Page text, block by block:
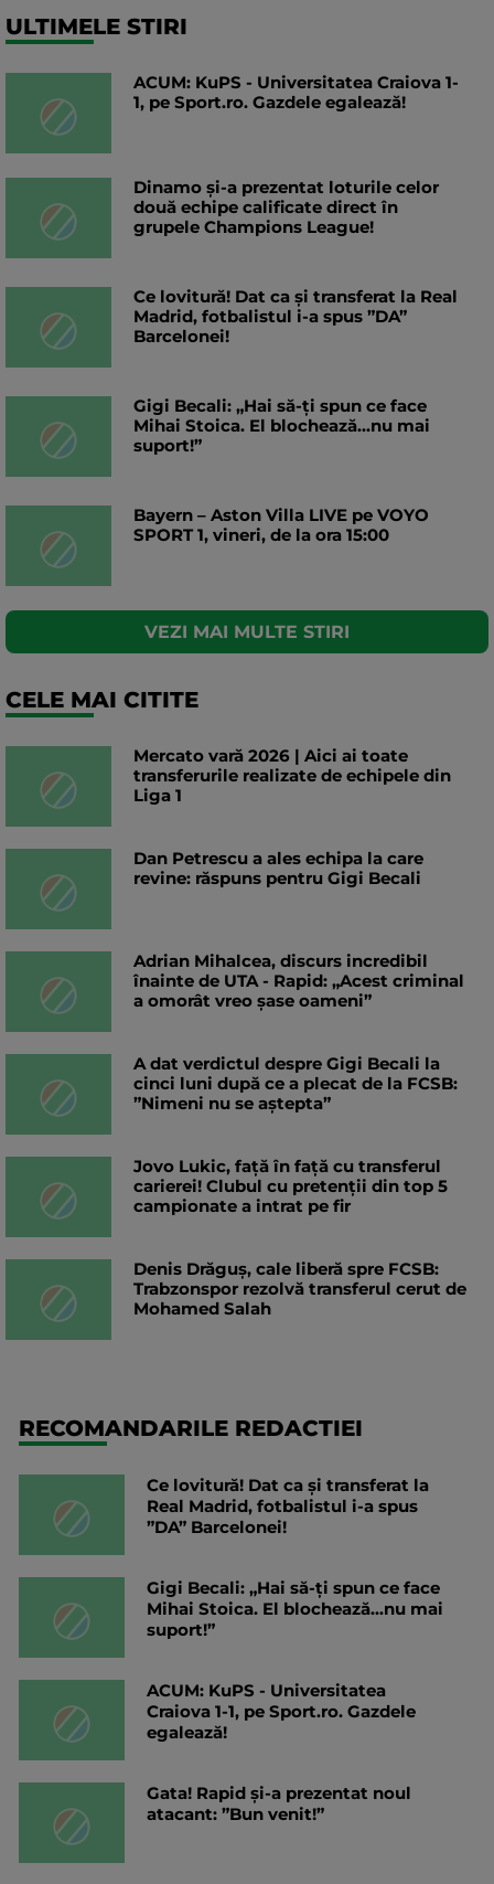
ULTIMELE STIRI
ACUM: KuPS - Universitatea Craiova 1-
1, pe Sport.ro. Gazdele egalează!
Dinamo și-a prezentat loturile celor
două echipe calificate direct în
grupele Champions League!
Ce lovitură! Dat ca și transferat la Real
Madrid, fotbalistul i-a spus ”DA”
Barcelonei!
Gigi Becali: „Hai să-ți spun ce face
Mihai Stoica. El blochează...nu mai
suport!”
Bayern – Aston Villa LIVE pe VOYO
SPORT 1, vineri, de la ora 15:00
VEZI MAI MULTE STIRI
CELE MAI CITITE
Mercato vară 2026 | Aici ai toate
transferurile realizate de echipele din
Liga 1
Dan Petrescu a ales echipa la care
revine: răspuns pentru Gigi Becali
Adrian Mihalcea, discurs incredibil
înainte de UTA - Rapid: „Acest criminal
a omorât vreo șase oameni”
A dat verdictul despre Gigi Becali la
cinci luni după ce a plecat de la FCSB:
”Nimeni nu se aștepta”
Jovo Lukic, față în față cu transferul
carierei! Clubul cu pretenții din top 5
campionate a intrat pe fir
Denis Drăguș, cale liberă spre FCSB:
Trabzonspor rezolvă transferul cerut de
Mohamed Salah
RECOMANDARILE REDACTIEI
Ce lovitură! Dat ca și transferat la
Real Madrid, fotbalistul i-a spus
”DA” Barcelonei!
Gigi Becali: „Hai să-ți spun ce face
Mihai Stoica. El blochează...nu mai
suport!”
ACUM: KuPS - Universitatea
Craiova 1-1, pe Sport.ro. Gazdele
egalează!
Gata! Rapid și-a prezentat noul
atacant: ”Bun venit!”